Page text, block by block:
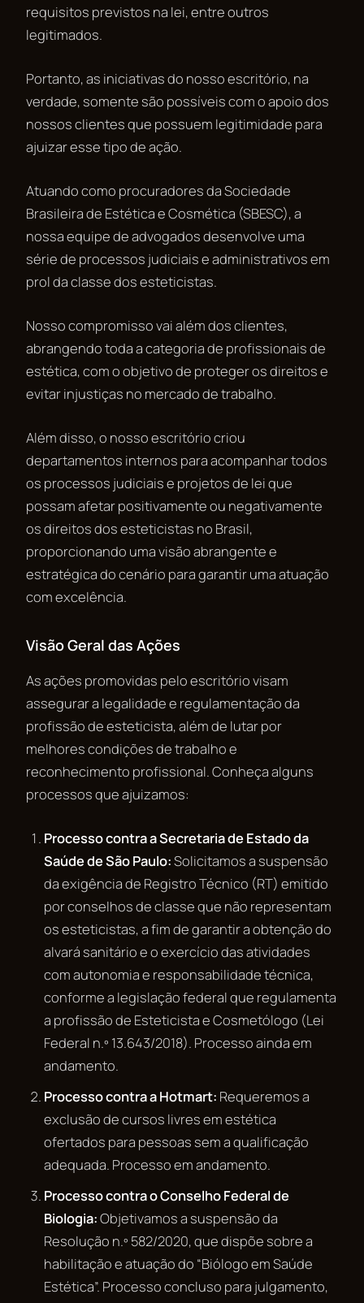
requisitos previstos na lei, entre outros
legitimados.
Portanto, as iniciativas do nosso escritório, na
verdade, somente são possíveis com o apoio dos
nossos clientes que possuem legitimidade para
ajuizar esse tipo de ação.
Atuando como procuradores da Sociedade
Brasileira de Estética e Cosmética (SBESC), a
nossa equipe de advogados desenvolve uma
série de processos judiciais e administrativos em
prol da classe dos esteticistas.
Nosso compromisso vai além dos clientes,
abrangendo toda a categoria de profissionais de
estética, com o objetivo de proteger os direitos e
evitar injustiças no mercado de trabalho.
Além disso, o nosso escritório criou
departamentos internos para acompanhar todos
os processos judiciais e projetos de lei que
possam afetar positivamente ou negativamente
os direitos dos esteticistas no Brasil,
proporcionando uma visão abrangente e
estratégica do cenário para garantir uma atuação
com excelência.
Visão Geral das Ações
As ações promovidas pelo escritório visam
assegurar a legalidade e regulamentação da
profissão de esteticista, além de lutar por
melhores condições de trabalho e
reconhecimento profissional. Conheça alguns
processos que ajuizamos:
Processo contra a Secretaria de Estado da
Saúde de São Paulo:Solicitamos a suspensão
da exigência de Registro Técnico (RT) emitido
por conselhos de classe que não representam
os esteticistas, a fim de garantir a obtenção do
alvará sanitário e o exercício das atividades
com autonomia e responsabilidade técnica,
conforme a legislação federal que regulamenta
a profissão de Esteticista e Cosmetólogo (Lei
Federal n.º 13.643/2018). Processo ainda em
andamento.
Processo contra a Hotmart: Requeremos a
exclusão de cursos livres em estética
ofertados para pessoas sem a qualificação
adequada. Processo em andamento.
Processo contra o Conselho Federal de
Biologia:Objetivamos a suspensão da
Resolução n.º 582/2020, que dispõe sobre a
habilitação e atuação do “Biólogo em Saúde
Estética”. Processo concluso para julgamento,